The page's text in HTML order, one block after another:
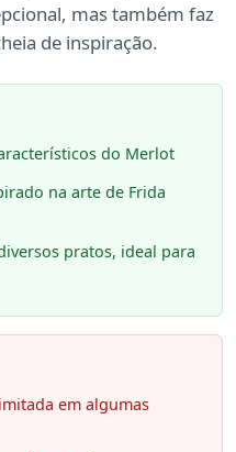
mas também faz
de inspiração.
do Merlot
na arte de Frida
pratos, ideal para
em algumas